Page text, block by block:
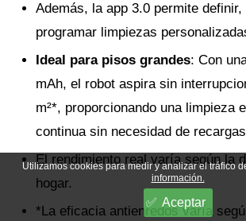
Además, la app 3.0 permite
programar limpiezas
Ideal para pisos grandes: Con
mAh, el robot aspira sin
m²*, proporcionando una limpieza
continua sin necesidad de
El rendimiento real varía según la
hogar.
*La eficacia antienredos varía
Utilizamos cookies para medir y analizar el tráfico
información.
Aceptar